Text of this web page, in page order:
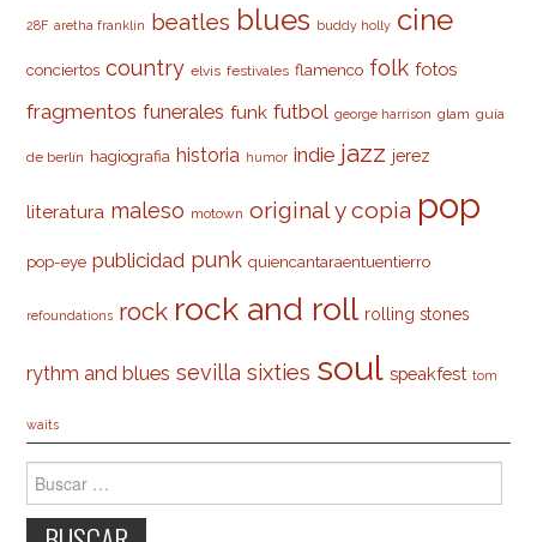
28F aretha franklin beatles blues buddy holly cine
conciertos country elvis festivales flamenco folk fotos
fragmentos funerales funk futbol george harrison glam guía
de berlín hagiografia historia humor indie jazz jerez
literatura maleso motown original y copia pop
pop-eye publicidad punk quiencantaraentuentierro
refoundations rock rock and roll rolling stones
rythm and blues sevilla sixties soul speakfest tom
waits
Buscar: